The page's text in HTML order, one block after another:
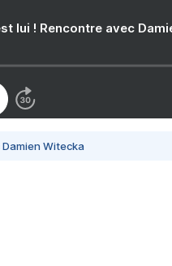
lui ! Rencontre avec
Witecka